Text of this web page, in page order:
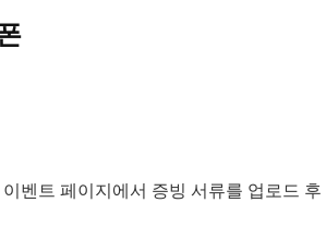
벤트 페이지에서 증빙 서류를 업로드